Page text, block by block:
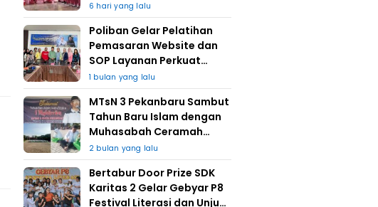
6 hari yang lalu
Poliban Gelar Pelatihan
Pemasaran Website dan
SOP Layanan Perkuat
UMKM Berkat Guru Kapuh
1 bulan yang lalu
MTsN 3 Pekanbaru Sambut
Tahun Baru Islam dengan
Muhasabah Ceramah
Agama
2 bulan yang lalu
Bertabur Door Prize SDK
Karitas 2 Gelar Gebyar P8
Festival Literasi dan Unjuk